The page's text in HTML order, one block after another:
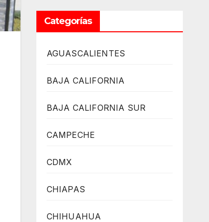
Categorías
AGUASCALIENTES
BAJA CALIFORNIA
BAJA CALIFORNIA SUR
CAMPECHE
CDMX
CHIAPAS
CHIHUAHUA